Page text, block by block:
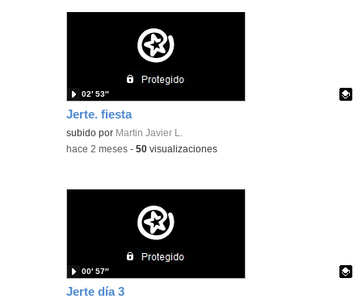
Jerte. fiesta
Contenido educativo.
subido por Martin Javier L.
02′ 53″
-hace 2 meses -50 visualizaciones
Jerte día 3
00′ 57″